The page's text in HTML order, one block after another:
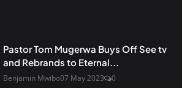
Pastor Tom Mugerwa Buys Off See tv
and Rebrands to Eternal...
Benjamin Mwibo07 May 2023 0